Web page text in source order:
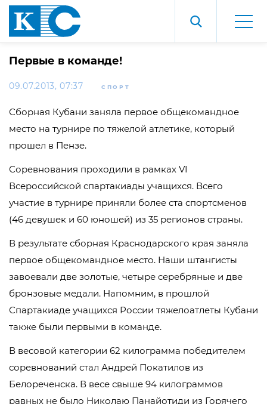
Первые в команде!
09.07.2013, 07:37 СПОРТ
Сборная Кубани заняла первое общекомандное
место на турнире по тяжелой атлетике, который
прошел в Пензе.
Соревнования проходили в рамках VI
Всероссийской спартакиады учащихся. Всего
участие в турнире приняли более ста спортсменов
(46 девушек и 60 юношей) из 35 регионов страны.
В результате сборная Краснодарского края заняла
первое общекомандное место. Наши штангисты
завоевали две золотые, четыре серебряные и две
бронзовые медали. Напомним, в прошлой
Спартакиаде учащихся России тяжелоатлеты Кубани
также были первыми в команде.
В весовой категории 62 килограмма победителем
соревнований стал Андрей Покатилов из
Белореченска. В весе свыше 94 килограммов
равных не было Николаю Панайотиди из Горячего